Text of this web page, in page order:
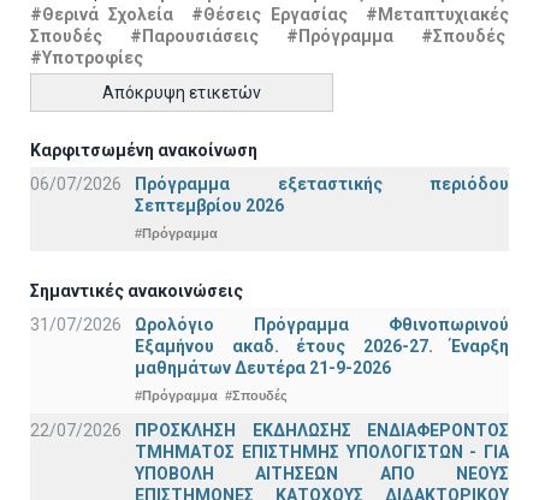
#Θερινά Σχολεία
#Θέσεις Εργασίας
#Μεταπτυχιακές
Σπουδές
#Παρουσιάσεις #Πρόγραμμα
#Σπουδές
#Υποτροφίες
Απόκρυψη ετικετών
Καρφιτσωμένη ανακοίνωση
06/07/2026
Πρόγραμμα εξεταστικής περιόδου
Σεπτεμβρίου 2026
#Πρόγραμμα
Σημαντικές ανακοινώσεις
31/07/2026
Ωρολόγιο Πρόγραμμα Φθινοπωρινού
Εξαμήνου ακαδ. έτους 2026-27. Έναρξη
μαθημάτων Δευτέρα 21-9-2026
#Πρόγραμμα #Σπουδές
22/07/2026
ΠΡΟΣΚΛΗΣΗ ΕΚΔΗΛΩΣΗΣ ΕΝΔΙΑΦΕΡΟΝΤΟΣ
ΤΜΗΜΑΤΟΣ ΕΠΙΣΤΗΜΗΣ ΥΠΟΛΟΓΙΣΤΩΝ - ΓΙΑ
ΥΠΟΒΟΛΗ ΑΙΤΗΣΕΩΝ ΑΠΟ ΝΕΟΥΣ
ΕΠΙΣΤΗΜΟΝΕΣ ΚΑΤΟΧΟΥΣ ΔΙΔΑΚΤΟΡΙΚΟΥ